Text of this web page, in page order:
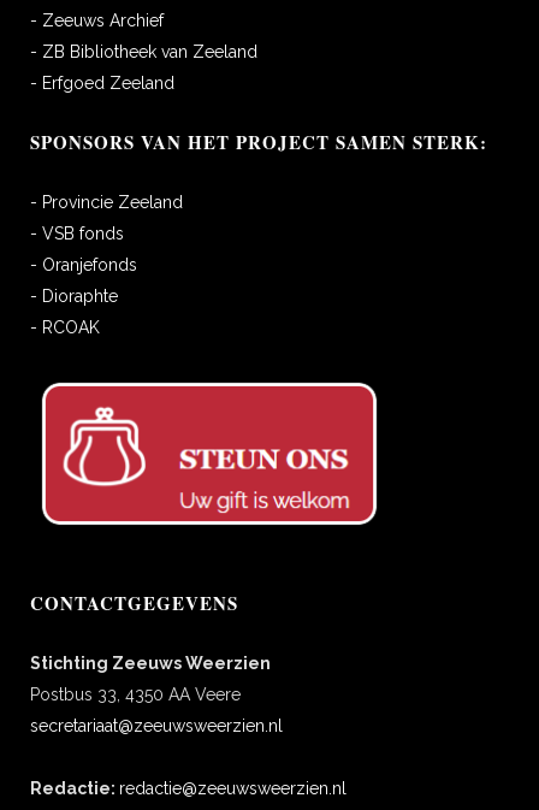
- Zeeuws Archief
- ZB Bibliotheek van Zeeland
- Erfgoed Zeeland
SPONSORS VAN HET PROJECT SAMEN STERK:
- Provincie Zeeland
- VSB fonds
- Oranjefonds
- Dioraphte
- RCOAK
CONTACTGEGEVENS
Stichting Zeeuws Weerzien
Postbus 33, 4350 AA Veere
secretariaat@zeeuwsweerzien.nl
Redactie: redactie@zeeuwsweerzien.nl